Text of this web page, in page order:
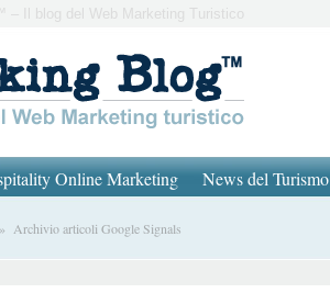
– Il blog del Web Marketing Turistico
Online Marketing News del Turismo
» Archivio articoli Google Signals